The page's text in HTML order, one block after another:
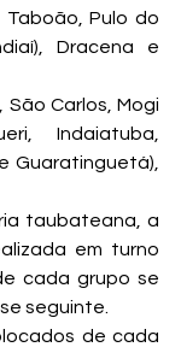
Pulo do
Dracena e
São Carlos, Mogi
Indaiatuba,
Guaratinguetá),
taubateana, a
em turno
cada grupo se
seguinte.
de cada